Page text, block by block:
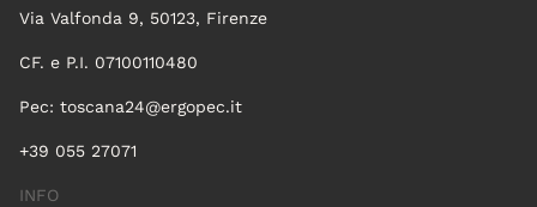
Via Valfonda 9, 50123, Firenze
CF. e P.I. 07100110480
Pec: toscana24@ergopec.it
+39 055 27071
INFO